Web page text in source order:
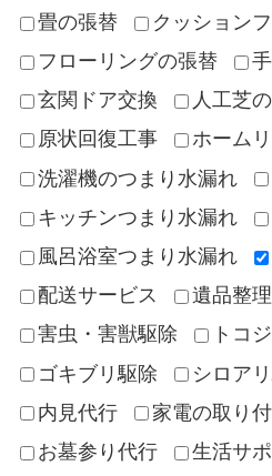
畳の張替
クッション
フローリングの張替
玄関ドア交換
人工芝
原状回復工事
ホーム
洗濯機のつまり水漏れ
キッチンつまり水漏れ
風呂浴室つまり水漏れ
配送サービス
遺品整
害虫・害獣駆除
トコ
ゴキブリ駆除
シロア
内見代行
家電の取り
お墓参り代行
生活サ